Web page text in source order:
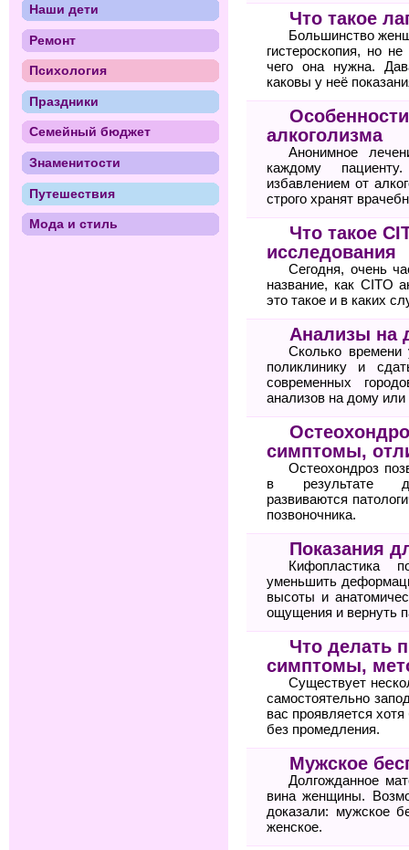
Что такое
Большинство
гистероскопия, но
чего она нужна.
каковы у неё
алкоголизма
Анонимное
каждому
избавлением от
строго хранят
Что такое
исследования
Сегодня, очень
название, как CITO
это такое и в каких
Анализы на
Сколько
поликлинику и
современных
анализов на дому
симптомы,
Остеохондроз
в результате
развиваются
позвоночника.
Показания
Кифопластика
уменьшить
высоты и
ощущения и вернуть
Что делать
симптомы,
Существует
самостоятельно
вас проявляется
без промедления.
Мужское
Долгожданное
вина женщины.
доказали: мужское
женское.
Наши дети
Ремонт
Психология
Праздники
Семейный бюджет
Знаменитости
Путешествия
Мода и стиль